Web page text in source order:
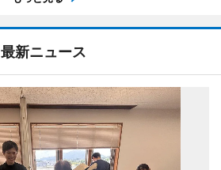
最新ニュース